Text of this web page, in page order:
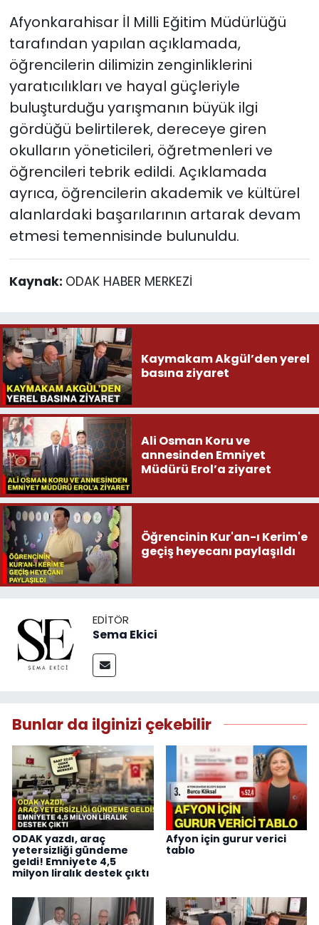
Afyonkarahisar İl Milli Eğitim Müdürlüğü
tarafından yapılan açıklamada,
öğrencilerin dilimizin zenginliklerini
yaratıcılıkları ve hayal güçleriyle
buluşturduğu yarışmanın büyük ilgi
gördüğü belirtilerek, dereceye giren
okulların yöneticileri, öğretmenleri ve
öğrencileri tebrik edildi. Açıklamada
ayrıca, öğrencilerin akademik ve kültürel
alanlardaki başarılarının artarak devam
etmesi temennisinde bulunuldu.
Kaynak: ODAK HABER MERKEZİ
Kaymakam Akgül’den yerel
basına ziyaret
Ali Osman Koru ve
annesinden Emniyet
Müdürü Erol’a ziyaret
Öğrencinin Kur'an-ı Kerim'e
geçiş heyecanı paylaşıldı
EDITÖR
Sema Ekici
Bunlar da ilginizi çekebilir
ODAK yazdı, araç
yetersizliği gündeme
geldi! Emniyete 4,5
milyon liralık destek çıktı
Afyon için gurur verici
tablo